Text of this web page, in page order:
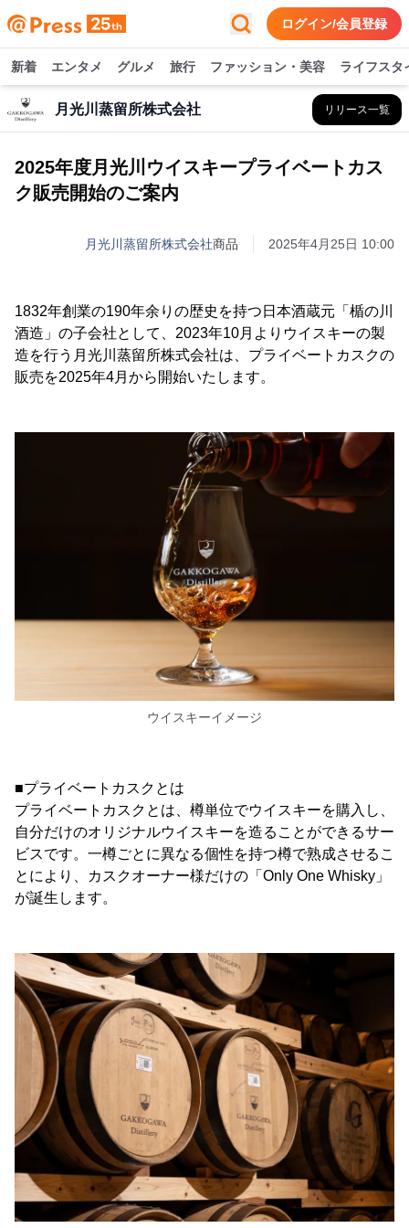
ログイン/会員登録
新着 エンタメ グルメ 旅行 ファッション・美容 ライフスタ
月光川蒸留所株式会社 リリース一覧
2025年度月光川ウイスキープライベートカス
ク販売開始のご案内
月光川蒸留所株式会社商品 2025年4月25日 10:00
1832年創業の190年余りの歴史を持つ日本酒蔵元「楯の川
酒造」の子会社として、2023年10月よりウイスキーの製
造を行う月光川蒸留所株式会社は、プライベートカスクの
販売を2025年4月から開始いたします。
ウイスキーイメージ
■プライベートカスクとは
プライベートカスクとは、樽単位でウイスキーを購入し、
自分だけのオリジナルウイスキーを造ることができるサー
ビスです。一樽ごとに異なる個性を持つ樽で熟成させるこ
とにより、カスクオーナー様だけの「Only One Whisky」
が誕生します。